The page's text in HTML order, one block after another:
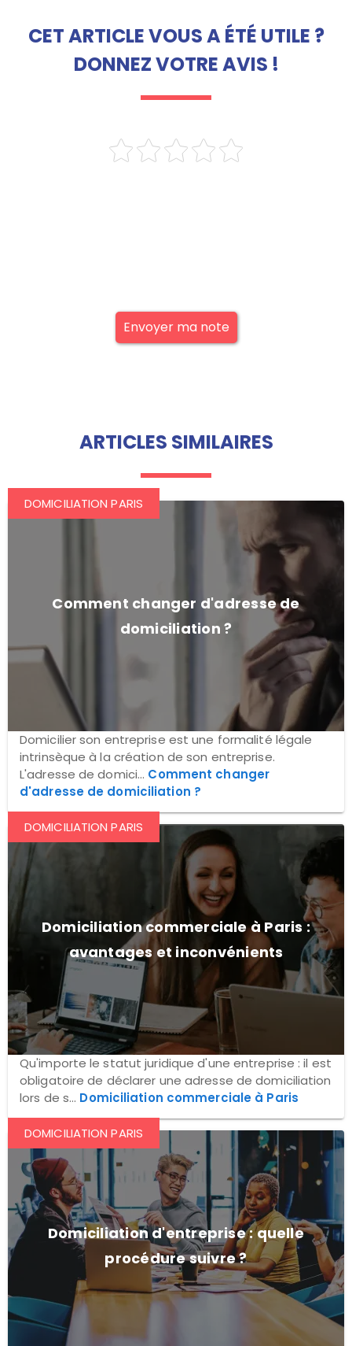
CET ARTICLE VOUS A ÉTÉ UTILE ?
DONNEZ VOTRE AVIS !
Envoyer ma note
ARTICLES SIMILAIRES
Comment changer d'adresse de
domiciliation ?
DOMICILIATION PARIS
Domicilier son entreprise est une formalité légale
intrinsèque à la création de son entreprise.
L'adresse de domici... Comment changer
d'adresse de domiciliation ?
Domiciliation commerciale à Paris :
avantages et inconvénients
DOMICILIATION PARIS
Qu'importe le statut juridique d'une entreprise : il est
obligatoire de déclarer une adresse de domiciliation
lors de s... Domiciliation commerciale à Paris
Domiciliation d'entreprise : quelle
procédure suivre ?
DOMICILIATION PARIS